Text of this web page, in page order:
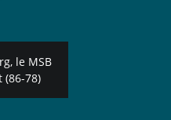
le MSB
(86-78)